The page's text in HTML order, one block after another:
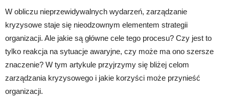
W obliczu nieprzewidywalnych wydarzeń, zarządzanie
kryzysowe staje się nieodzownym elementem strategii
organizacji. Ale jakie są główne cele tego procesu? Czy jest to
tylko reakcja na sytuacje awaryjne, czy może ma ono szersze
znaczenie? W tym artykule przyjrzymy się bliżej celom
zarządzania kryzysowego i jakie korzyści może przynieść
organizacji.